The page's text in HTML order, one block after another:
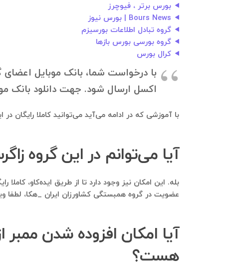
بورس برتر ، فیوچرز
Bours News | بورس نیوز
گروه تبادل اطلاعات بورسیزم
گروه بورسی بورس بازها
کرال بورس
با درخواست شما، بانک موبایل
اکسل ارسال شود. جهت دانلود بانک موبایل، به ۰۹۱۲۱۴۰۰۲۳۷ در تلگرام درخواستتون
با آموزشی که در ادامه می‌آید می‌توانید کاملا رایگان
آیا می‌توانم در این گروه
بله. این امکان نیز وجود دارد تا از طریق ایده‌کاو،
عضویت در گروه همبستگی کشاورزان ایران _هکا، لطفا
آیا امکان افزوده شدن
هست؟